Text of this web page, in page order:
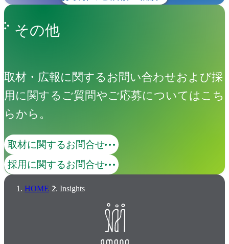
その他
取材・広報に関するお問い合わせおよび採
用に関するご質問やご応募についてはこち
らから。
取材に関するお問合せ
採用に関するお問合せ
HOME Insights